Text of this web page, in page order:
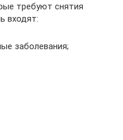
требуют снятия
входят:
заболевания;